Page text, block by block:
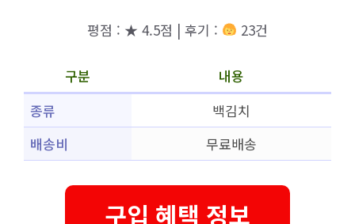
평점 : ★ 4.5점 | 후기 : 23건
구분
내용
종류
백김치
배송비
무료배송
구입 혜택 정보